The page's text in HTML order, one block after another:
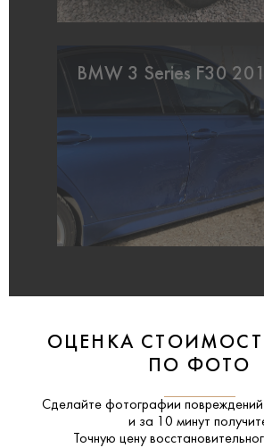
BMW 3 Series F30
ОЦЕНКА
ПО ФОТО
Сделайте фотографии
и за 10 минут
Точную цену